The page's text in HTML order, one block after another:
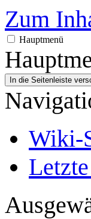
Zum
Hauptmenü
In die Seitenleiste
Wiki-